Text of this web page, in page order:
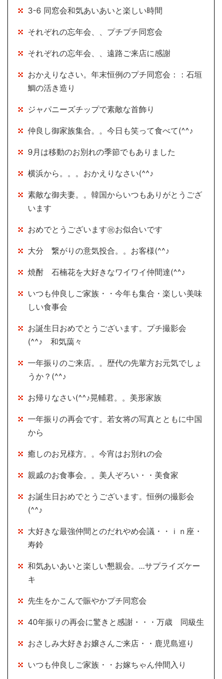
3-6 同窓会和気あいあいと楽しい時間
それぞれの忘年会、、プチプチ同窓会
それぞれの忘年会、、遠路ご来店に感謝
おかえりなさい。年末恒例のプチ同窓会：：石垣
鯛の活き造り
ジャパニーズチップで素敵な首飾り
仲良し御家族集合。。今日も笑って食べて(^^♪
9月は移動のお別れの季節でもありました
横浜から。。。おかえりなさい(^^♪
素敵な御夫妻。。韓国からいつもありがとうござ
います
おめでとうございます㊗お似合いです
大分 繋がりの意気投合。。お客様(^^♪
焼酎 石楠花を大好きなワイワイ仲間達(^^♪
いつも仲良しご家族・・今年も集合・楽しい美味
しい食事会
お誕生日おめでとうございます。プチ撮影会
(^^♪ 和気藹々
一年振りのご来店。。歴代の先輩方お元気でしょ
うか？(^^♪
お帰りなさい(^^♪晃輔君。。美形家族
一年振りの再会です。若女将の写真とともに中国
から
癒しのお兄様方。。今宵はお別れの会
親戚のお食事会。。美人ぞろい・・美食家
お誕生日おめでとうございます。恒例の撮影会
(^^♪
大好きな最強仲間とのだれやめ会議・・ｉｎ座・
寿鈴
和気あいあいと楽しい懇親会。...サプライズケー
キ
先生をかこんで賑やかプチ同窓会
40年振りの再会に驚きと感謝・・・万歳 同級生
おさしみ大好きお嬢さんご来店・・鹿児島巡り
いつも仲良しご家族・・お嫁ちゃん仲間入り